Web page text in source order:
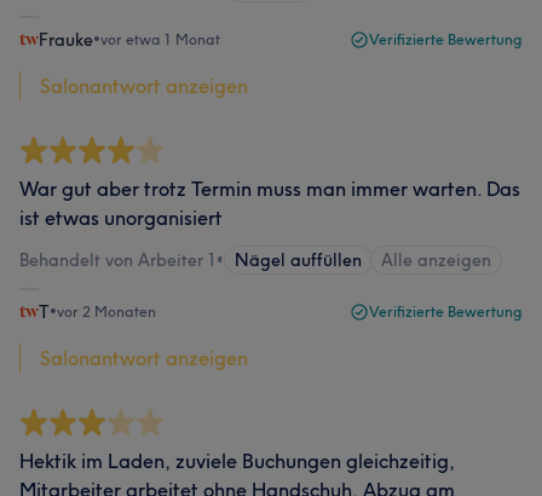
Frauke•vor etwa 1 Monat Verifizierte Bewertung
Salonantwort anzeigen
War gut aber trotz Termin muss man immer warten. Das
ist etwas unorganisiert
Behandelt von Arbeiter 1 • Nägel auffüllen Alle anzeigen
T•vor 2 Monaten Verifizierte Bewertung
Salonantwort anzeigen
Hektik im Laden, zuviele Buchungen gleichzeitig,
Mitarbeiter arbeitet ohne Handschuh, Abzug am